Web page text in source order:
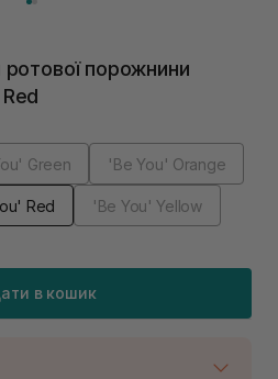
порожнини
Green 'Be You' Orange
Red 'Be You' Yellow
в кошик